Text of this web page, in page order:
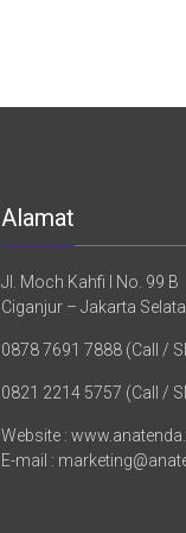
Alamat
Jl. Moch Kahfi I No. 99 B
Ciganjur – Jakarta
0878 7691 7888 (Call /
0821 2214 5757 (Call /
Website :
E-mail :